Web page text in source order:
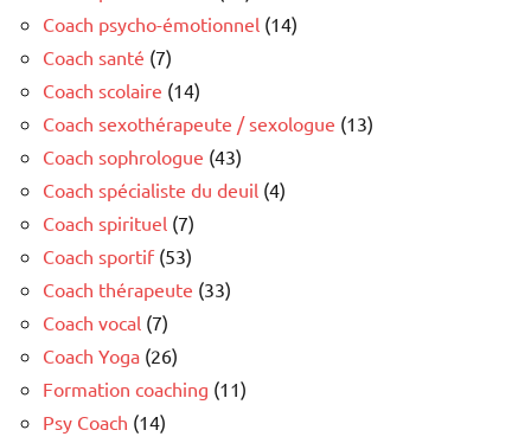
Coach psycho-émotionnel (14)
Coach santé (7)
Coach scolaire (14)
Coach sexothérapeute / sexologue (13)
Coach sophrologue (43)
Coach spécialiste du deuil (4)
Coach spirituel (7)
Coach sportif(53)
Coach thérapeute (33)
Coach vocal (7)
Coach Yoga (26)
Formation coaching (11)
Psy Coach (14)